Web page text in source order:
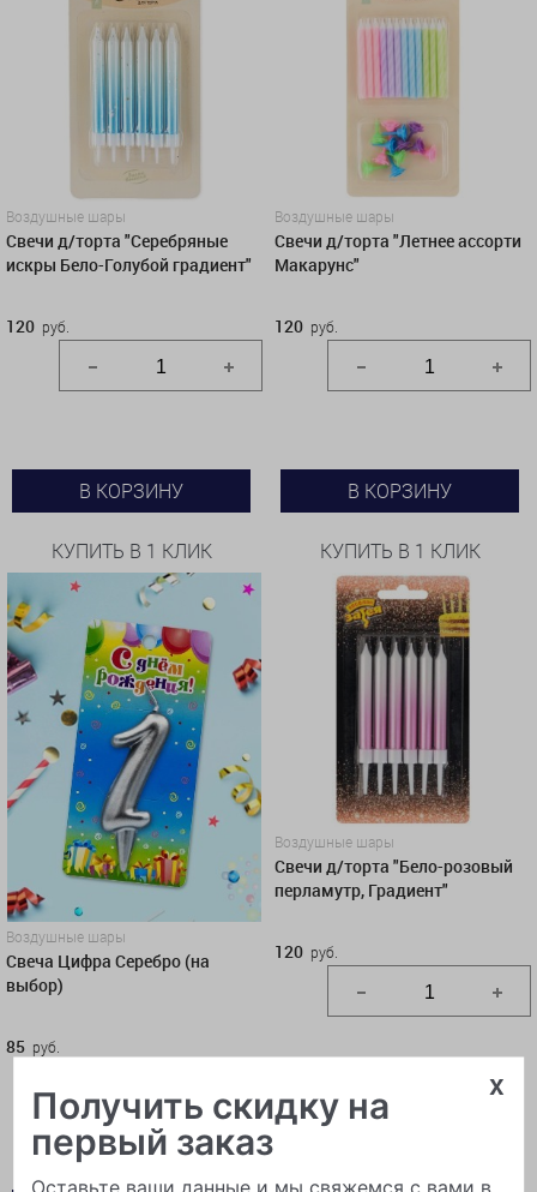
Воздушные шары
Свечи д/торта "Серебряные
искры Бело-Голубой градиент"
120 руб.
В КОРЗИНУ
КУПИТЬ В 1 КЛИК
Воздушные шары
Свечи д/торта "Летнее ассорти
Макарунс"
120 руб.
В КОРЗИНУ
КУПИТЬ В 1 КЛИК
Воздушные шары
Свеча Цифра Серебро (на
выбор)
85 руб.
Воздушные шары
Свечи д/торта "Бело-розовый
перламутр, Градиент"
120 руб.
В КОРЗИНУ
x
Получить скидку на
первый заказ
Оставьте ваши данные и мы свяжемся с вами в